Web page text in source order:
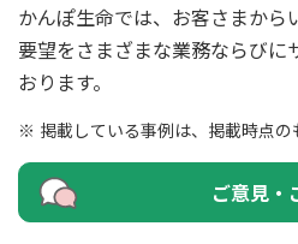
マイページロ
入院保険金・手術保
保険をご検討中のお客さま
終身保険
法人のお客さま
【まずはご相談ください】
ちら
法人のお客さま向け商品一
お役立ち情報
かんぽ生命について
かんぽ生命では、お客さまか
要望をさまざまな業務ならびに
おります。
掲載している事例は、掲載時点の
ご意見・